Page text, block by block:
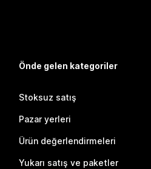
Önde gelen kategoriler
Stoksuz satış
Pazar yerleri
Ürün değerlendirmeleri
Yukarı satış ve paketler